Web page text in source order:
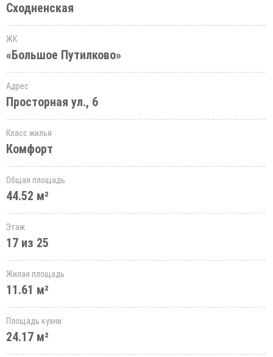
Сходненская
ЖК
«Большое Путилково»
Адрес
Просторная ул., 6
Класс жилья
Комфорт
Общая площадь
44.52 м²
Этаж
17 из 25
Жилая площадь
11.61 м²
Площадь кухни
24.17 м²